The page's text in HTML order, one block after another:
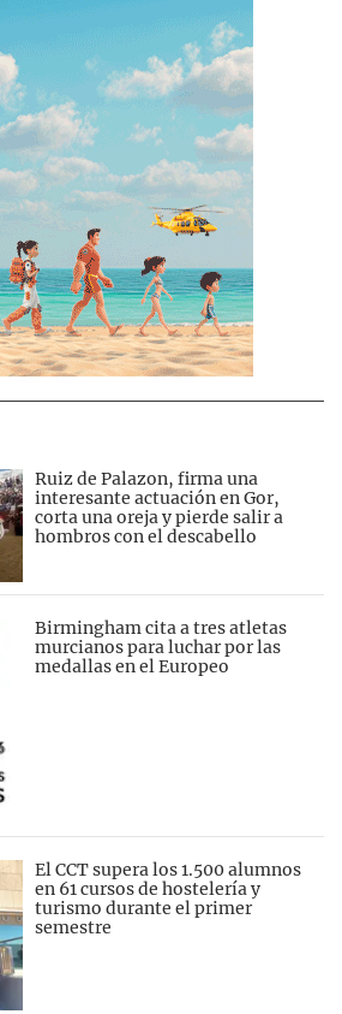
Ruiz de Palazon, firma una
interesante actuación en Gor,
corta una oreja y pierde salir a
hombros con el descabello
Birmingham cita a tres atletas
murcianos para luchar por las
medallas en el Europeo
El CCT supera los 1.500 alumnos
en 61 cursos de hostelería y
turismo durante el primer
semestre